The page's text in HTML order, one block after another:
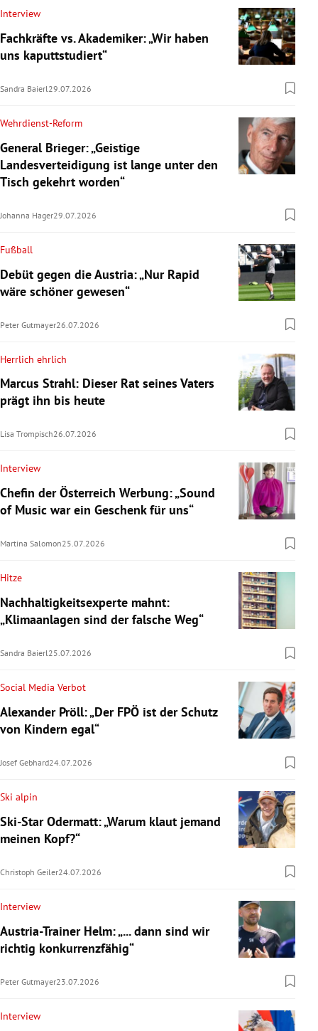
Interview
Fachkräfte vs. Akademiker: „Wir haben
uns kaputtstudiert“
Sandra Baierl 29.07.2026
Wehrdienst-Reform
General Brieger: „Geistige
Landesverteidigung ist lange unter den
Tisch gekehrt worden“
Johanna Hager29.07.2026
Fußball
Debüt gegen die Austria: „Nur Rapid
wäre schöner gewesen“
Peter Gutmayer26.07.2026
Herrlich ehrlich
Marcus Strahl: Dieser Rat seines Vaters
prägt ihn bis heute
Lisa Trompisch26.07.2026
Interview
Chefin der Österreich Werbung: „Sound
of Music war ein Geschenk für uns“
Martina Salomon25.07.2026
Hitze
Nachhaltigkeitsexperte mahnt:
„Klimaanlagen sind der falsche Weg“
Sandra Baierl25.07.2026
Social Media Verbot
Alexander Pröll: „Der FPÖ ist der Schutz
von Kindern egal“
Josef Gebhard24.07.2026
Ski alpin
Ski-Star Odermatt: „Warum klaut jemand
meinen Kopf?“
Christoph Geiler24.07.2026
Interview
Austria-Trainer Helm: „... dann sind wir
richtig konkurrenzfähig“
Peter Gutmayer23.07.2026
Interview